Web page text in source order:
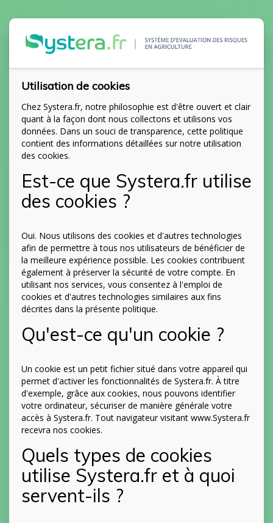
Utilisation de cookies
Chez Systera.fr, notre philosophie est d'être ouvert et clair
quant à la façon dont nous collectons et utilisons vos
données. Dans un souci de transparence, cette politique
contient des informations détaillées sur notre utilisation
des cookies.
Est-ce que Systera.fr utilise
des cookies ?
Oui. Nous utilisons des cookies et d'autres technologies
afin de permettre à tous nos utilisateurs de bénéficier de
la meilleure expérience possible. Les cookies contribuent
également à préserver la sécurité de votre compte. En
utilisant nos services, vous consentez à l'emploi de
cookies et d'autres technologies similaires aux fins
décrites dans la présente politique.
Qu'est-ce qu'un cookie ?
Un cookie est un petit fichier situé dans votre appareil qui
permet d'activer les fonctionnalités de Systera.fr. À titre
d'exemple, grâce aux cookies, nous pouvons identifier
votre ordinateur, sécuriser de manière générale votre
accès à Systera.fr. Tout navigateur visitant www.Systera.fr
recevra nos cookies.
Quels types de cookies
utilise Systera.fr et à quoi
servent-ils ?